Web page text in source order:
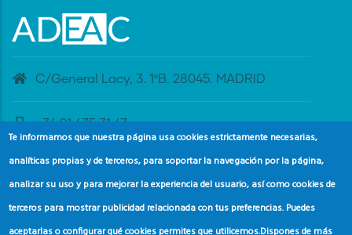
C/General Lacy, 3. 1ºB. 28045. MADRID
+34 91 435 31 47
banderaazul@adeac.es
Te informamos que nuestra página usa cookies estrictamente necesarias,
analíticas propias y de terceros, para soportar la navegación por la página,
analizar su uso y para mejorar la experiencia del usuario, así como cookies de
terceros para mostrar publicidad relacionada con tus preferencias. Puedes
aceptarlas o configurar qué cookies permites que utilicemos.Dispones de más